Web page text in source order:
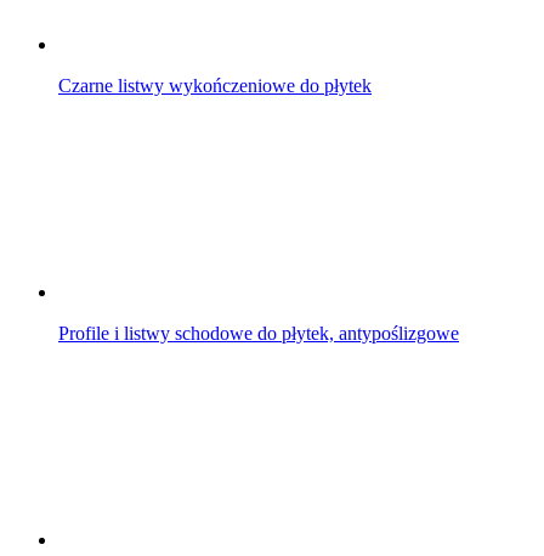
Czarne listwy wykończeniowe do płytek
Profile i listwy schodowe do płytek, antypoślizgowe